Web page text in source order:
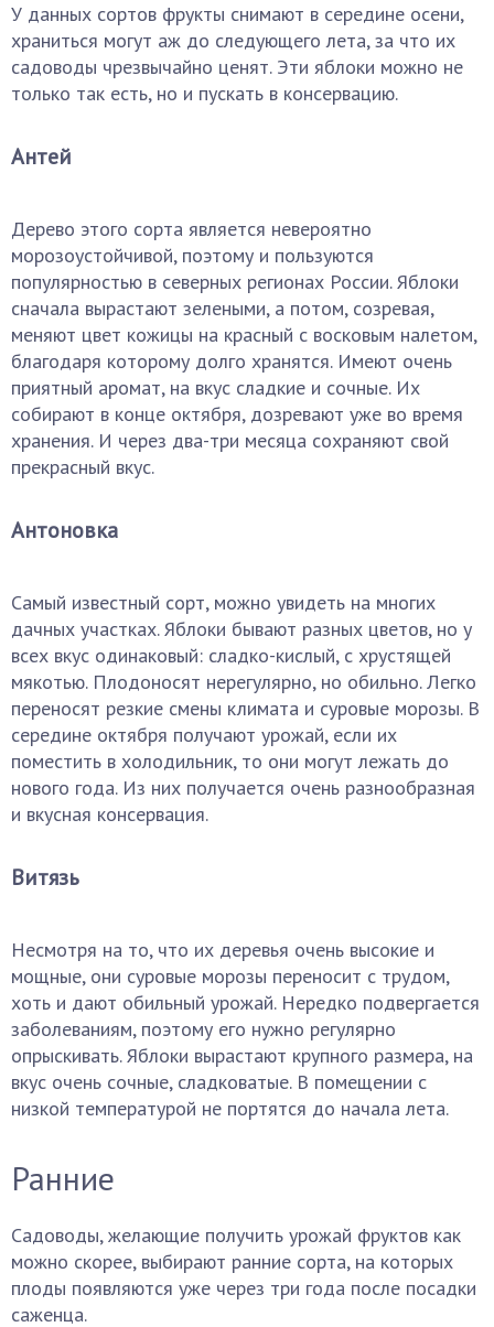
У данных сортов фрукты снимают в середине осени,
храниться могут аж до следующего лета, за что их
садоводы чрезвычайно ценят. Эти яблоки можно не
только так есть, но и пускать в консервацию.
Антей
Дерево этого сорта является невероятно
морозоустойчивой, поэтому и пользуются
популярностью в северных регионах России. Яблоки
сначала вырастают зелеными, а потом, созревая,
меняют цвет кожицы на красный с восковым налетом,
благодаря которому долго хранятся. Имеют очень
приятный аромат, на вкус сладкие и сочные. Их
собирают в конце октября, дозревают уже во время
хранения. И через два-три месяца сохраняют свой
прекрасный вкус.
Антоновка
Самый известный сорт, можно увидеть на многих
дачных участках. Яблоки бывают разных цветов, но у
всех вкус одинаковый: сладко-кислый, с хрустящей
мякотью. Плодоносят нерегулярно, но обильно. Легко
переносят резкие смены климата и суровые морозы. В
середине октября получают урожай, если их
поместить в холодильник, то они могут лежать до
нового года. Из них получается очень разнообразная
и вкусная консервация.
Витязь
Несмотря на то, что их деревья очень высокие и
мощные, они суровые морозы переносит с трудом,
хоть и дают обильный урожай. Нередко подвергается
заболеваниям, поэтому его нужно регулярно
опрыскивать. Яблоки вырастают крупного размера, на
вкус очень сочные, сладковатые. В помещении с
низкой температурой не портятся до начала лета.
Ранние
Садоводы, желающие получить урожай фруктов как
можно скорее, выбирают ранние сорта, на которых
плоды появляются уже через три года после посадки
саженца.